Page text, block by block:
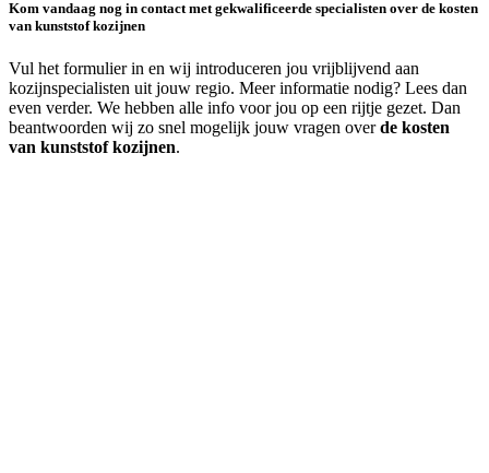
Kom vandaag nog in contact met gekwalificeerde specialisten over de kosten
van kunststof kozijnen
Vul het formulier in en wij introduceren jou vrijblijvend aan
kozijnspecialisten uit jouw regio. Meer informatie nodig? Lees dan
even verder. We hebben alle info voor jou op een rijtje gezet. Dan
beantwoorden wij zo snel mogelijk jouw vragen overde kosten
van kunststof kozijnen.